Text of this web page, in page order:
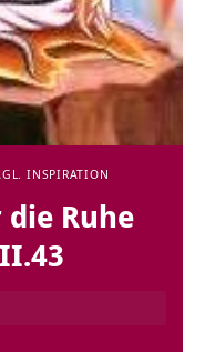
INSPIRATION
Ruhe